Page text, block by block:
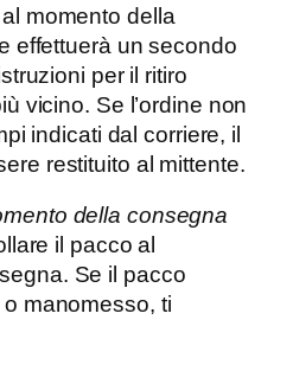
momento della
effettuerà un secondo
per il ritiro
vicino. Se l’ordine non
indicati dal corriere, il
restituito al mittente.
della consegna
il pacco al
Se il pacco
manomesso, ti